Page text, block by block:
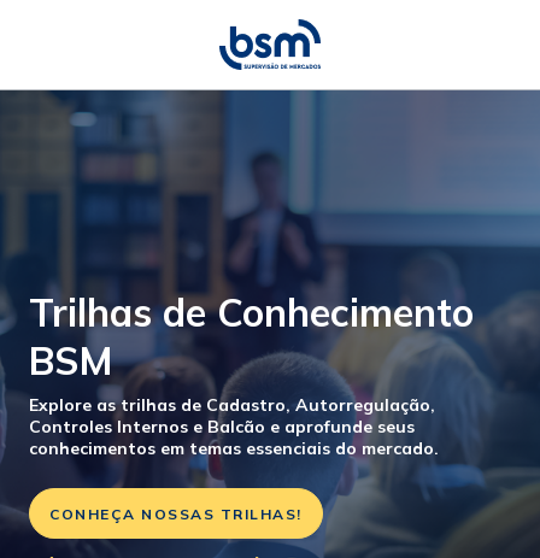
Trilhas de Conhecimento
BSM
Explore as trilhas de Cadastro, Autorregulação,
Controles Internos e Balcão e aprofunde seus
conhecimentos em temas essenciais do mercado.
CONHEÇA NOSSAS TRILHAS!